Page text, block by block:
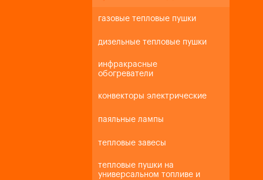
газовые тепловые пушки
дизельные тепловые пушки
инфракрасные
обогреватели
конвекторы электрические
паяльные лампы
тепловые завесы
тепловые пушки на
универсальном топливе и